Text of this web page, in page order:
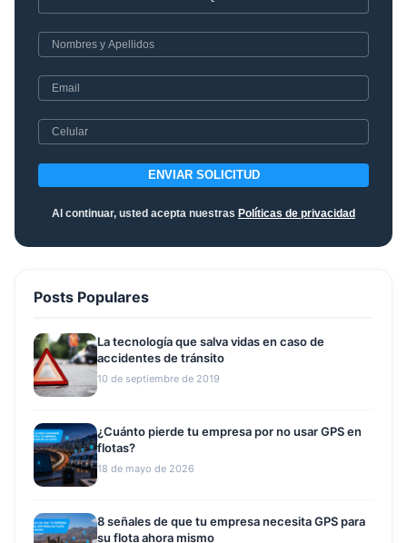
ENVIAR SOLICITUD
Al continuar, usted acepta nuestras Políticas de privacidad
Posts Populares
La tecnología que salva vidas en caso de
accidentes de tránsito
10 de septiembre de 2019
¿Cuánto pierde tu empresa por no usar GPS en
flotas?
18 de mayo de 2026
8 señales de que tu empresa necesita GPS para
su flota ahora mismo